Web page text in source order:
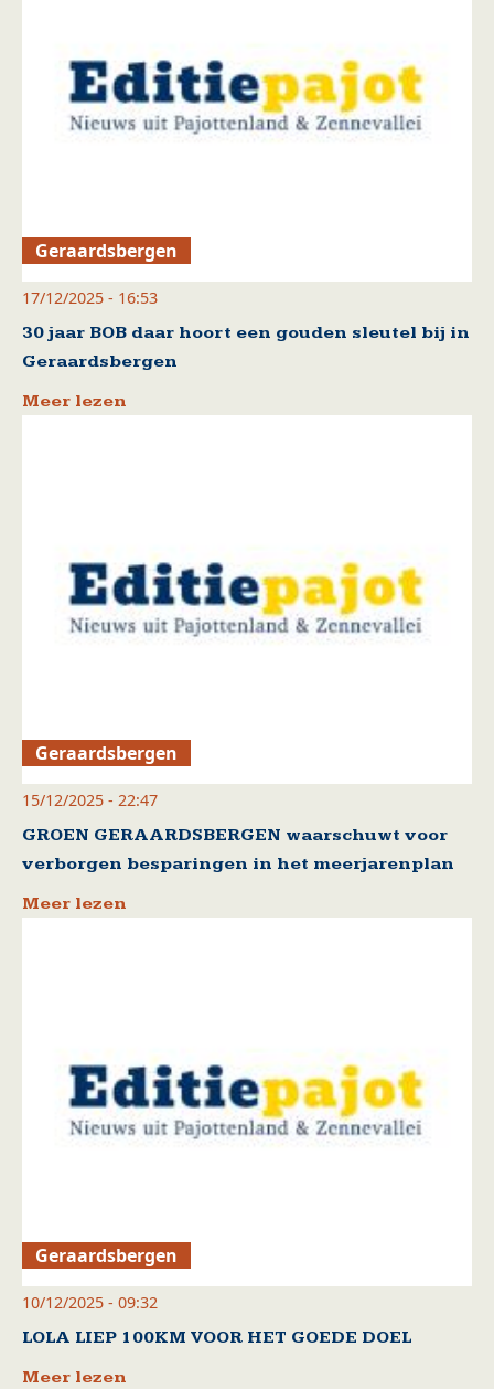
Geraardsbergen
17/12/2025 - 16:53
30 jaar BOB daar hoort een gouden sleutel bij in
Geraardsbergen
Meer lezen
Geraardsbergen
15/12/2025 - 22:47
GROEN GERAARDSBERGEN waarschuwt voor
verborgen besparingen in het meerjarenplan
Meer lezen
Geraardsbergen
10/12/2025 - 09:32
LOLA LIEP 100KM VOOR HET GOEDE DOEL
Meer lezen